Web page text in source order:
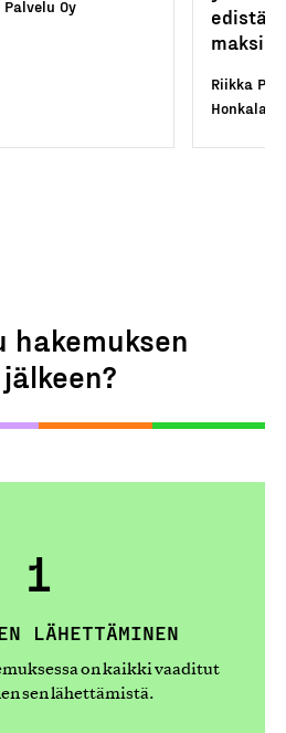
Oy
Riikka
hakemuksen
1
LÄHETTÄMINEN
on kaikki vaaditut
sen lähettämistä.